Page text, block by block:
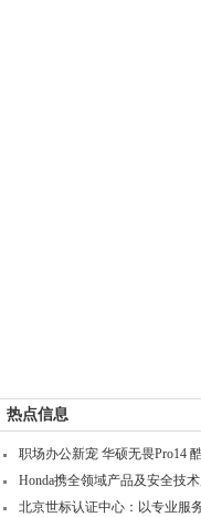
热点信息
职场办公新宠 华硕无畏Pro14
Honda携全领域产品及安全技
北京世标认证中心：以专业服